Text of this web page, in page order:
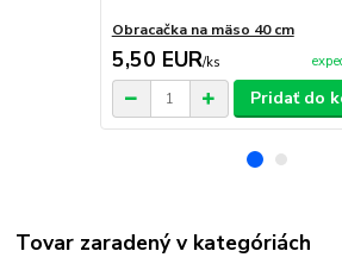
Obracačka na mäso 40 cm
5,50 EUR/ks
Pridať do
Tovar zaradený v kategóriách